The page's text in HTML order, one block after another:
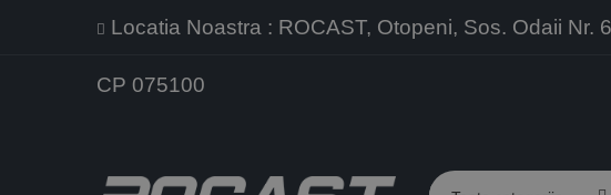
Locatia Noastra : ROCAST, Otopeni, Sos. Odaii Nr.
CP 075100